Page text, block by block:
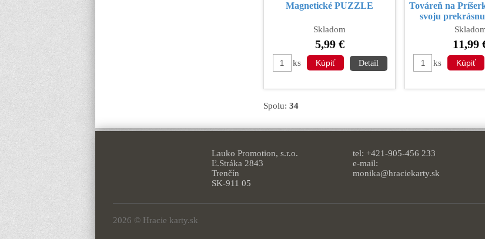
Magnetické PUZZLE
Skladom
5,99 €
ks Detail
Továreň na
svoju
11,99
ks
Spolu: 34
Lauko Promotion, s.r.o.
Ľ.Stráka 2843
Trenčín
SK-911 05
tel: +421-905-456 233
e-mail:
monika@hraciekarty.sk
2026 © Hracie karty.sk